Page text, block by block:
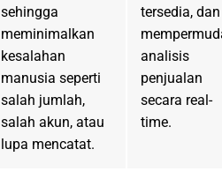
sehingga
meminimalkan
kesalahan
manusia seperti
salah jumlah,
salah akun, atau
lupa mencatat.
tersedia, dan
analisis
penjualan
secara real-
time.